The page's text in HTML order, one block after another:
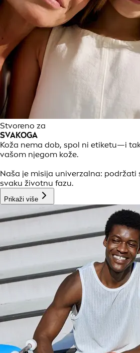
Stvoreno za
SVAKOGA
Koža nema dob, spol ni etiketu—i
vašom njegom kože.
Naša je misija univerzalna: podržati
svaku životnu fazu.
Prikaži više